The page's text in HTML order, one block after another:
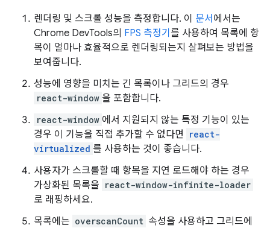
렌더링 및 스크롤 성능을 측정합니다. 이 문서 에서는
Chrome DevTools의 FPS 측정기 를 사용하여 목록에 항
목이 얼마나 효율적으로 렌더링되는지 살펴보는 방법을
보여줍니다.
성능에 영향을 미치는 긴 목록이나 그리드의 경우
react-window 을 포함합니다.
react-window 에서 지원되지 않는 특정 기능이 있는
경우 이 기능을 직접 추가할 수 없다면
react-
virtualized 를 사용하는 것이 좋습니다.
사용자가 스크롤할 때 항목을 지연 로드해야 하는 경우
가상화된 목록을 react-window-infinite-loader
로 래핑하세요.
목록에는 overscanCount 속성을 사용하고 그리드에